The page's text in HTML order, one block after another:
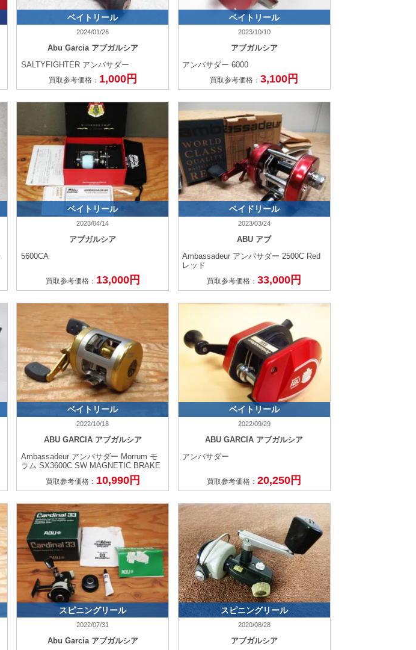
ベイトリール
2024/01/26
Abu Garcia アブガルシア
SALTYFIGHTER アンバサダー
買取参考価格： 1,000円
ベイトリール
2023/10/10
アブガルシア
アンバサダー 6000
買取参考価格：3,100円
ベイトリール
2023/04/14
アブガルシア
5600CA
買取参考価格： 13,000円
ベイドリール
2023/03/24
ABU アブ
Ambassadeur アンバサダー 2500C Red
レッド
買取参考価格：33,000円
ベイトリール
2022/10/18
ABU GARCIA アブガルシア
Ambassadeur アンバサダー Morrum モ
ラム SX3600C SW MAGNETIC BRAKE
買取参考価格： 10,990円
ベイトリール
2022/09/29
ABU GARCIA アブガルシア
アンバサダー
買取参考価格：20,250円
スピニングリール
2022/07/31
Abu Garcia アブガルシア
スピニングリール
2020/08/28
アブガルシア